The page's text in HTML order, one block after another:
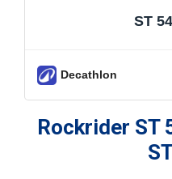
ST
Decathlon
Rockrider ST